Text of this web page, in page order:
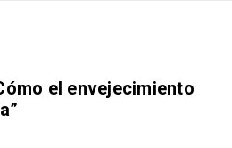
el envejecimiento